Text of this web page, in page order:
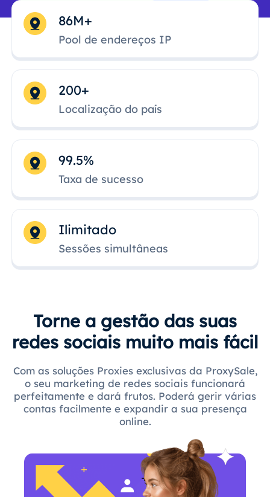
86M+
Pool de endereços IP
200+
Localização do país
99.5%
Taxa de sucesso
Ilimitado
Sessões simultâneas
Torne a gestão das suas
redes sociais muito mais fácil
Com as soluções Proxies exclusivas da ProxySale,
o seu marketing de redes sociais funcionará
perfeitamente e dará frutos. Poderá gerir várias
contas facilmente e expandir a sua presença
online.